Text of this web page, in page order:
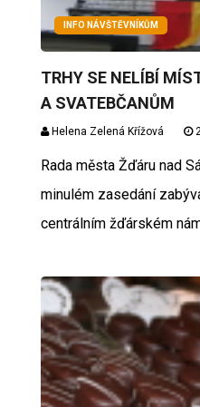
INFO NÁVŠTĚVNÍKŮM
TRHY SE NELÍBÍ
A SVATEBČANŮM
Helena Zelená Křížová
Rada města Žďáru nad
minulém zasedání
centrálním žďárském